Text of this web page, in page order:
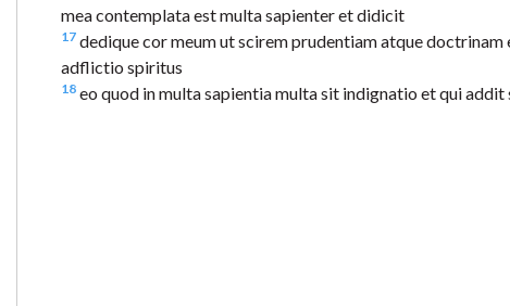
mea contemplata est multa sapienter et didicit
17 dedique cor meum ut scirem prudentiam atque
adflictio spiritus
18 eo quod in multa sapientia multa sit indignatio et qui